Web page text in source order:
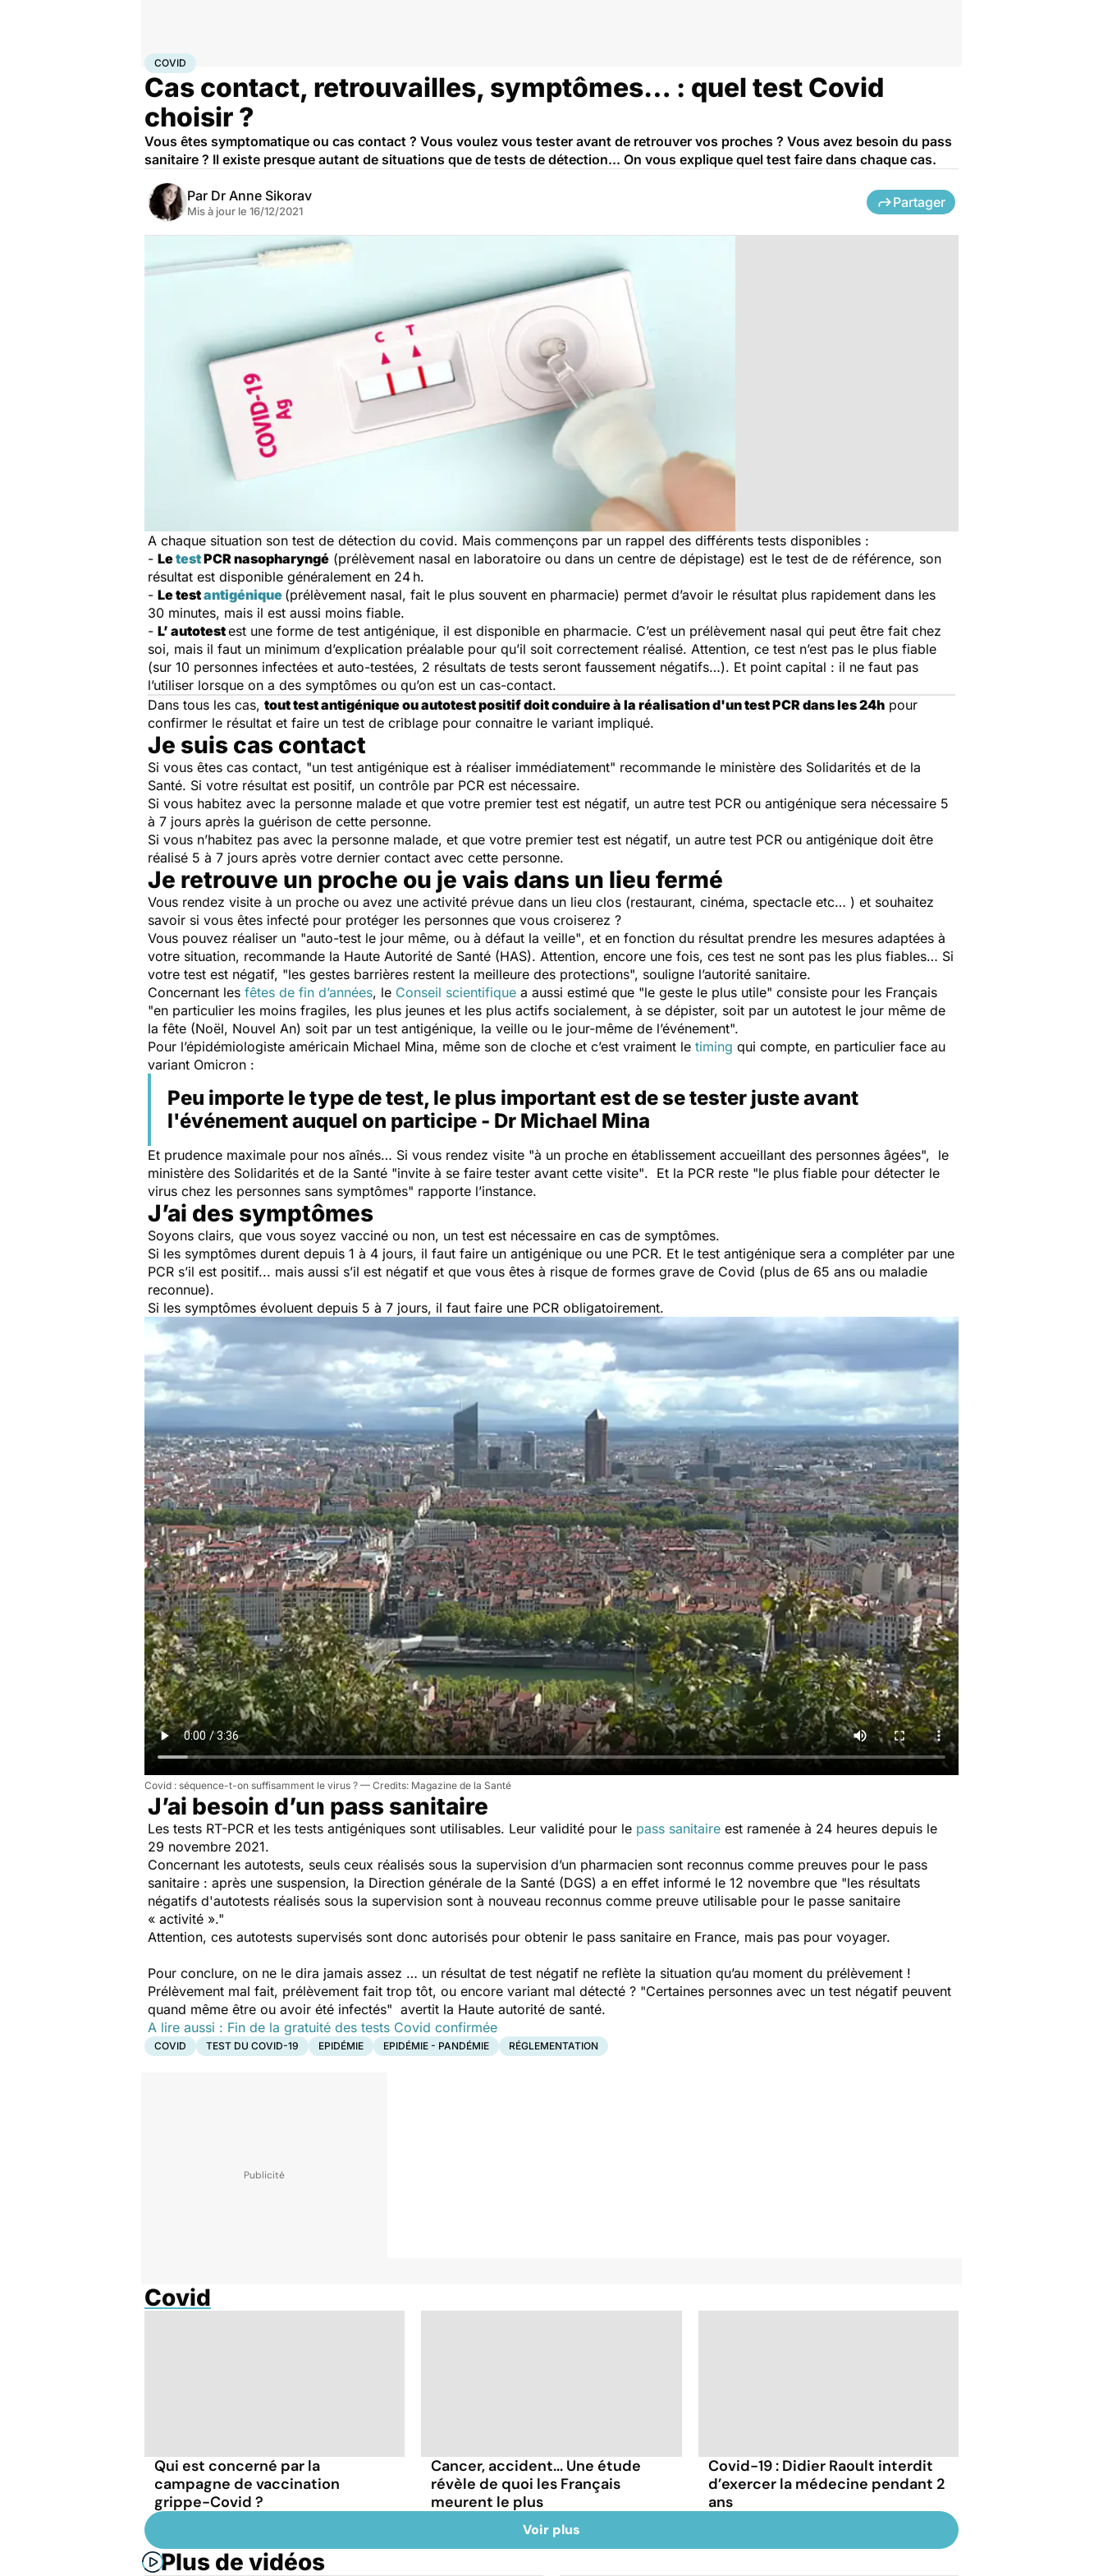
AccueilSanté
COVID
Cas contact, retrouvailles, symptômes… : quel test Covid
choisir ?
Vous êtes symptomatique ou cas contact ? Vous voulez vous tester avant de retrouver vos proches ? Vous avez besoin du pass
sanitaire ? Il existe presque autant de situations que de tests de détection... On vous explique quel test faire dans chaque cas.
Par Dr Anne Sikorav
Mis à jour le 16/12/2021
Partager
A chaque situation son test de détection du covid. Mais commençons par un rappel des différents tests disponibles :
- LetestPCR nasopharyngé (prélèvement nasal en laboratoire ou dans un centre de dépistage) est le test de de référence, son
résultat est disponible généralement en 24 h.
- Le testantigénique (prélèvement nasal, fait le plus souvent en pharmacie) permet d’avoir le résultat plus rapidement dans les
30 minutes, mais il est aussi moins fiable.
- L’ autotestest une forme de test antigénique, il est disponible en pharmacie. C’est un prélèvement nasal qui peut être fait chez
soi, mais il faut un minimum d’explication préalable pour qu’il soit correctement réalisé. Attention, ce test n’est pas le plus fiable
(sur 10 personnes infectées et auto-testées, 2 résultats de tests seront faussement négatifs…). Et point capital : il ne faut pas
l’utiliser lorsque on a des symptômes ou qu’on est un cas-contact.
Dans tous les cas, tout test antigénique ou autotest positif doit conduire à la réalisation d'un test PCR dans les 24h pour
confirmer le résultat et faire un test de criblage pour connaitre le variant impliqué.
Je suis cas contact
Si vous êtes cas contact, "un test antigénique est à réaliser immédiatement" recommande le ministère des Solidarités et de la
Santé. Si votre résultat est positif, un contrôle par PCR est nécessaire.
Si vous habitez avec la personne malade et que votre premier test est négatif, un autre test PCR ou antigénique sera nécessaire 5
à 7 jours après la guérison de cette personne.
Si vous n’habitez pas avec la personne malade, et que votre premier test est négatif, un autre test PCR ou antigénique doit être
réalisé 5 à 7 jours après votre dernier contact avec cette personne.
Je retrouve un proche ou je vais dans un lieu fermé
Vous rendez visite à un proche ou avez une activité prévue dans un lieu clos (restaurant, cinéma, spectacle etc… ) et souhaitez
savoir si vous êtes infecté pour protéger les personnes que vous croiserez ?
Vous pouvez réaliser un "auto-test le jour même, ou à défaut la veille", et en fonction du résultat prendre les mesures adaptées à
votre situation, recommande la Haute Autorité de Santé (HAS). Attention, encore une fois, ces test ne sont pas les plus fiables… Si
votre test est négatif, "les gestes barrières restent la meilleure des protections", souligne l’autorité sanitaire.
Concernant les fêtes de fin d’années, le Conseil scientifique a aussi estimé que "le geste le plus utile" consiste pour les Français
"en particulier les moins fragiles, les plus jeunes et les plus actifs socialement, à se dépister, soit par un autotest le jour même de
la fête (Noël, Nouvel An) soit par un test antigénique, la veille ou le jour-même de l’événement".
Pour l’épidémiologiste américain Michael Mina, même son de cloche et c’est vraiment le timing qui compte, en particulier face au
variant Omicron :
Peu importe le type de test, le plus important est de se tester juste avant
l'événement auquel on participe - Dr Michael Mina
Et prudence maximale pour nos aînés… Si vous rendez visite "à un proche en établissement accueillant des personnes âgées", le
ministère des Solidarités et de la Santé "invite à se faire tester avant cette visite". Et la PCR reste "le plus fiable pour détecter le
virus chez les personnes sans symptômes" rapporte l’instance.
J’ai des symptômes
Soyons clairs, que vous soyez vacciné ou non, un test est nécessaire en cas de symptômes.
Si les symptômes durent depuis 1 à 4 jours, il faut faire un antigénique ou une PCR. Et le test antigénique sera a compléter par une
PCR s’il est positif... mais aussi s’il est négatif et que vous êtes à risque de formes grave de Covid (plus de 65 ans ou maladie
reconnue).
Si les symptômes évoluent depuis 5 à 7 jours, il faut faire une PCR obligatoirement.
Covid : séquence-t-on suffisamment le virus ? Magazine de la Santé
J’ai besoin d’un pass sanitaire
Les tests RT-PCR et les tests antigéniques sont utilisables. Leur validité pour le pass sanitaire est ramenée à 24 heures depuis le
29 novembre 2021.
Concernant les autotests, seuls ceux réalisés sous la supervision d’un pharmacien sont reconnus comme preuves pour le pass
sanitaire : après une suspension, la Direction générale de la Santé (DGS) a en effet informé le 12 novembre que "les résultats
négatifs d'autotests réalisés sous la supervision sont à nouveau reconnus comme preuve utilisable pour le passe sanitaire
« activité »."
Attention, ces autotests supervisés sont donc autorisés pour obtenir le pass sanitaire en France, mais pas pour voyager.
Pour conclure, on ne le dira jamais assez … un résultat de test négatif ne reflète la situation qu’au moment du prélèvement !
Prélèvement mal fait, prélèvement fait trop tôt, ou encore variant mal détecté ? "Certaines personnes avec un test négatif peuvent
quand même être ou avoir été infectés" avertit la Haute autorité de santé.
A lire aussi : Fin de la gratuité des tests Covid confirmée
COVID TEST DU COVID-19 EPIDÉMIE EPIDÉMIE - PANDÉMIE RÉGLEMENTATION
Covid
Qui est concerné par la
campagne de vaccination
grippe-Covid ?
Cancer, accident... Une étude
révèle de quoi les Français
meurent le plus
Covid-19 : Didier Raoult interdit
d’exercer la médecine pendant 2
ans
Voir plus
Plus de vidéos